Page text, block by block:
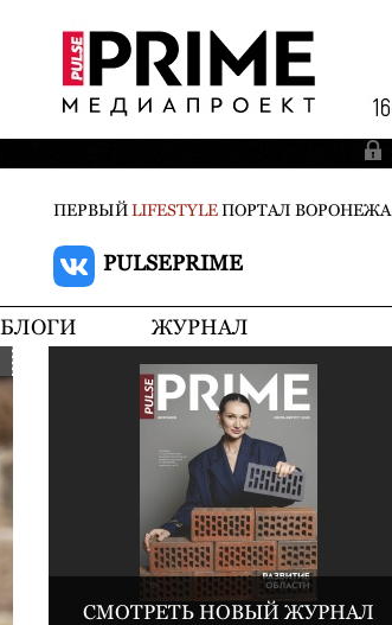
ПЕРВЫЙLIFESTYLEПОРТАЛ ВОРОНЕЖА
PULSEPRIME
БЛОГИ ЖУРНАЛ
СМОТРЕТЬ НОВЫЙ ЖУРНАЛ